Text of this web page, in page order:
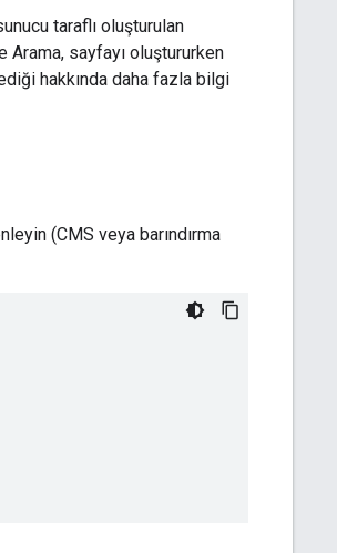
taraflı oluşturulan
Arama, sayfayı oluştururken
hakkında daha fazla bilgi
(CMS veya barındırma